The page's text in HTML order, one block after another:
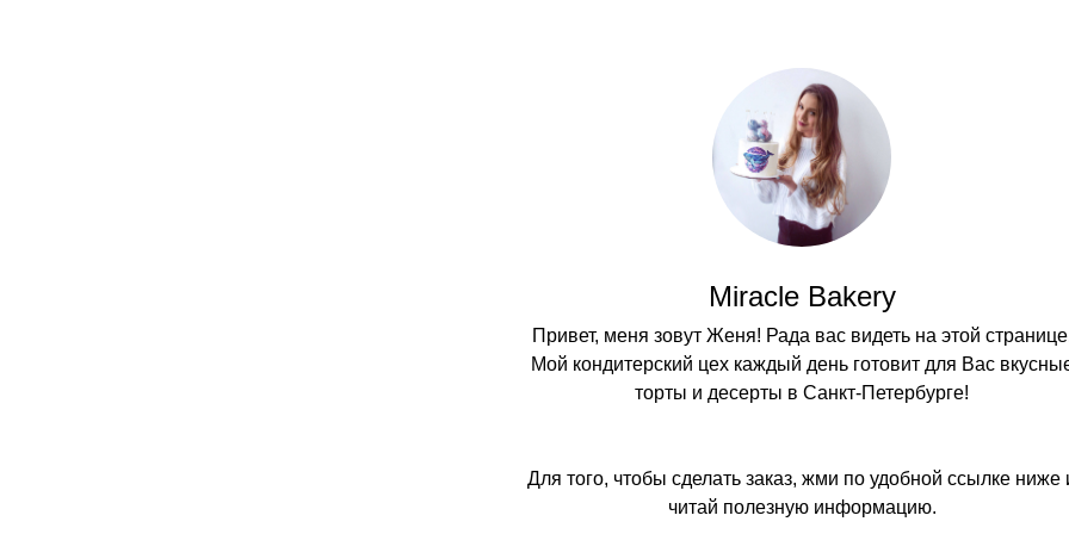
Miracle Bakery
Привет, меня зовут Женя! Рада вас видеть на этой
Мой кондитерский цех каждый день готовит для Вас
торты и десерты в Санкт-Петербурге!
Для того, чтобы сделать заказ, жми по удобной ссылке ниже
читай полезную информацию.